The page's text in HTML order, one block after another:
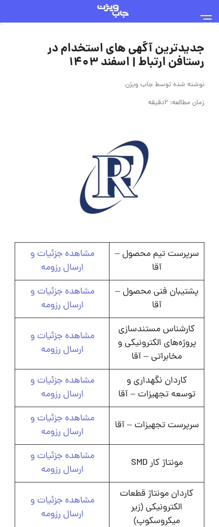
جدیدترین آگهی های استخدام در
رستافن ارتباط | اسفند ۱۴۰۳
نوشته شده توسطجاب ویژن
زمان مطالعه: 2دقیقه
سرپرست تیم محصول –
آقا
مشاهده جزئیات و
ارسال رزومه
پشتیبان فنی محصول –
آقا
مشاهده جزئیات و
ارسال رزومه
کارشناس مستندسازی
پروژه‌های الکترونیکی و
مخابراتی – آقا
مشاهده جزئیات و
ارسال رزومه
کاردان نگهداری و
توسعه تجهیزات – آقا
مشاهده جزئیات و
ارسال رزومه
سرپرست تجهیزات – آقا
مشاهده جزئیات و
ارسال رزومه
مونتاژ کار SMD
مشاهده جزئیات و
ارسال رزومه
کاردان مونتاژ قطعات
الکترونیکی (زیر
میکروسکوپ)
مشاهده جزئیات و
ارسال رزومه